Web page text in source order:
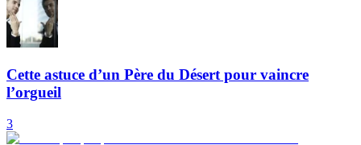
Cette astuce d’un Père du Désert pour vaincre
l’orgueil
3